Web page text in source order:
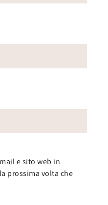
e sito web in
prossima volta che